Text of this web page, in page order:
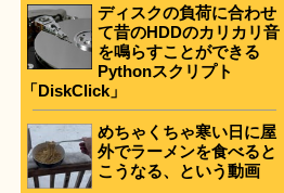
ディスクの負荷に合わせ
て昔のHDDのカリカリ音
を鳴らすことができる
Pythonスクリプト
「DiskClick」
めちゃくちゃ寒い日に屋
外でラーメンを食べると
こうなる、という動画